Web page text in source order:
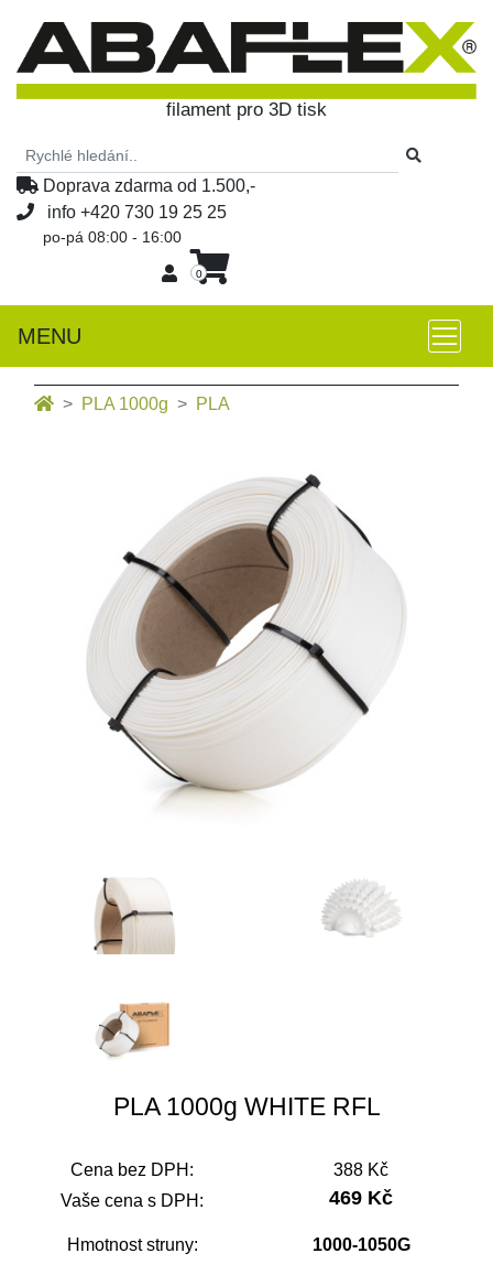
filament pro 3D tisk
Doprava zdarma od 1.500,-
info +420 730 19 25 25
po-pá 08:00 - 16:00
0
MENU
PLA 1000g PLA
PLA 1000g WHITE RFL
Cena bez DPH:
388 Kč
Vaše cena s DPH:
469 Kč
Hmotnost struny: 1000-1050G